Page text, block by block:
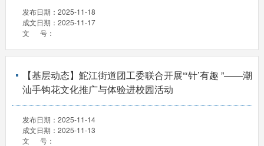
发布日期： 2025-11-18
成文日期： 2025-11-17
文 号：
【基层动态】鮀江街道团工委联合开展“‘针’有趣 ”——潮
汕手钩花文化推广与体验进校园活动
发布日期： 2025-11-14
成文日期： 2025-11-13
文 号：